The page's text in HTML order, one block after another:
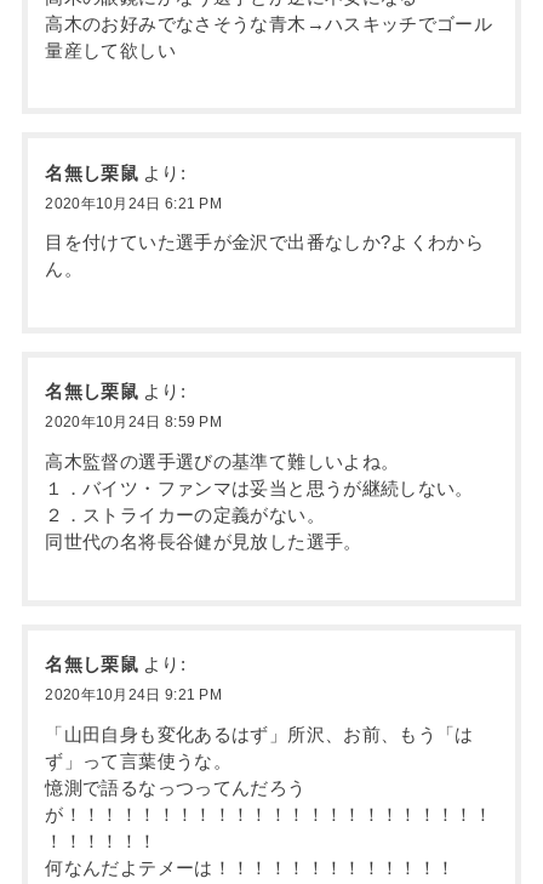
高木のお好みでなさそうな青木→ハスキッチでゴール
量産して欲しい
名無し栗鼠 より:
2020年10月24日 6:21 PM
目を付けていた選手が金沢で出番なしか?よくわから
ん。
名無し栗鼠 より:
2020年10月24日 8:59 PM
高木監督の選手選びの基準て難しいよね。
１．バイツ・ファンマは妥当と思うが継続しない。
２．ストライカーの定義がない。
同世代の名将長谷健が見放した選手。
名無し栗鼠 より:
2020年10月24日 9:21 PM
「山田自身も変化あるはず」所沢、お前、もう「は
ず」って言葉使うな。
憶測で語るなっつってんだろう
が！！！！！！！！！！！！！！！！！！！！！！！
！！！！！！
何なんだよテメーは！！！！！！！！！！！！！